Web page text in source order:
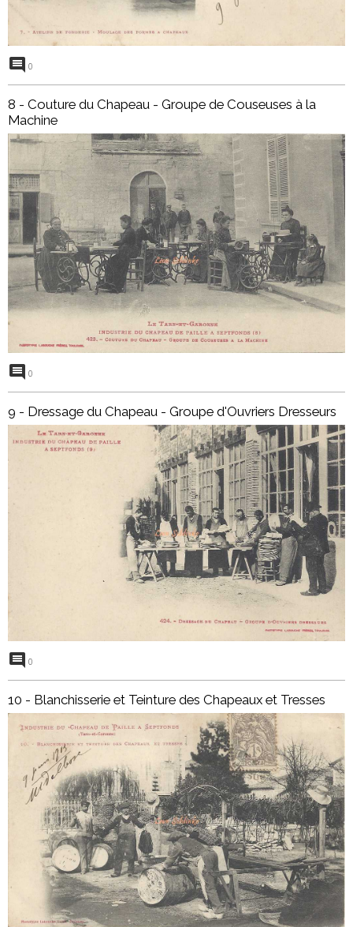
0
8 - Couture du Chapeau - Groupe de Couseuses à la
Machine
0
9 - Dressage du Chapeau - Groupe d'Ouvriers Dresseurs
0
10 - Blanchisserie et Teinture des Chapeaux et Tresses